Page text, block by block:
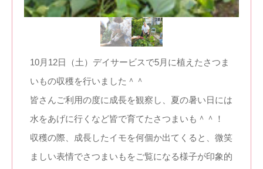
10月12日（土）デイサービスで5月に植えたさつま
いもの収穫を行いました＾＾
皆さんご利用の度に成長を観察し、夏の暑い日には
水をあげに行くなど皆で育てたさつまいも＾＾！
収穫の際、成長したイモを何個か出てくると、微笑
ましい表情でさつまいもをご覧になる様子が印象的